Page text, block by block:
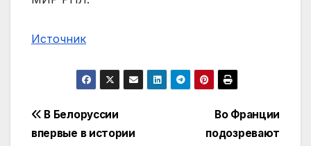
Источник
Навигация
Во Франции
подозревают
В Белоруссии
впервые в истории